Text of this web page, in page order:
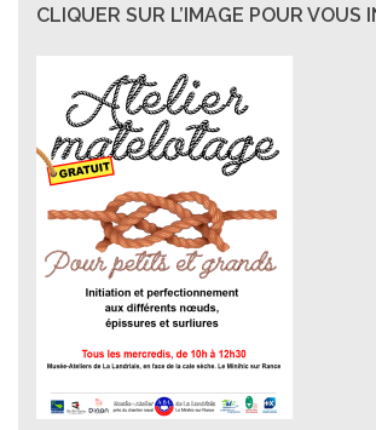
CLIQUER SUR L’IMAGE POUR VOUS